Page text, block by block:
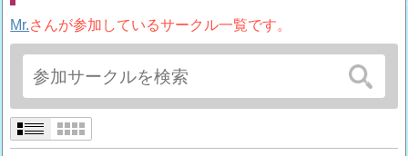
Mr.さんが参加しているサークル一覧です。